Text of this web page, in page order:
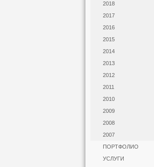
2018
2017
2016
2015
2014
2013
2012
2011
2010
2009
2008
2007
ПОРТФОЛИО
УСЛУГИ